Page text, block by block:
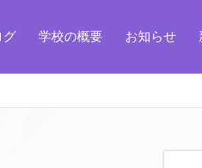
グ 学校の概要 お知らせ